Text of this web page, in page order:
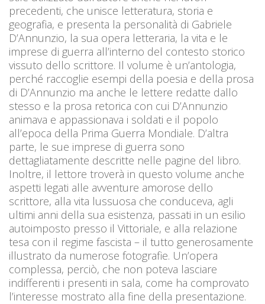
precedenti, che unisce letteratura, storia e
geografia, e presenta la personalità di Gabriele
D’Annunzio, la sua opera letteraria, la vita e le
imprese di guerra all’interno del contesto storico
vissuto dello scrittore. Il volume è un’antologia,
perché raccoglie esempi della poesia e della prosa
di D’Annunzio ma anche le lettere redatte dallo
stesso e la prosa retorica con cui D’Annunzio
animava e appassionava i soldati e il popolo
all’epoca della Prima Guerra Mondiale. D’altra
parte, le sue imprese di guerra sono
dettagliatamente descritte nelle pagine del libro.
Inoltre, il lettore troverà in questo volume anche
aspetti legati alle avventure amorose dello
scrittore, alla vita lussuosa che conduceva, agli
ultimi anni della sua esistenza, passati in un esilio
autoimposto presso il Vittoriale, e alla relazione
tesa con il regime fascista – il tutto generosamente
illustrato da numerose fotografie. Un’opera
complessa, perciò, che non poteva lasciare
indifferenti i presenti in sala, come ha comprovato
l’interesse mostrato alla fine della presentazione.